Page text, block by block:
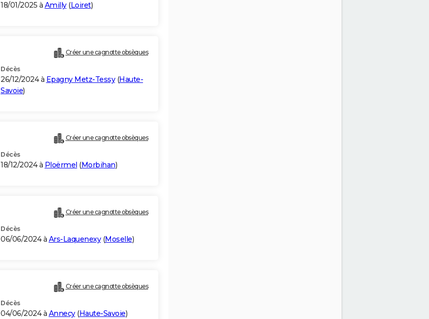
18/01/2025 à Amilly(Loiret)
Créer une cagnotte obsèques
Décès
26/12/2024 à Epagny Metz-Tessy(Haute-
Savoie)
Créer une cagnotte obsèques
Décès
18/12/2024 à Ploërmel (Morbihan)
Créer une cagnotte obsèques
Décès
06/06/2024 à Ars-Laquenexy(Moselle)
Créer une cagnotte obsèques
Décès
04/06/2024 à Annecy(Haute-Savoie)